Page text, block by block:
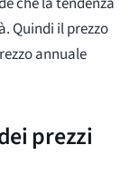
Quindi il prezzo
annuale
prezzi